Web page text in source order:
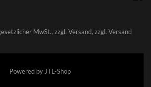
MwSt., zzgl. Versand, zzgl. Versand
Powered by JTL-Shop